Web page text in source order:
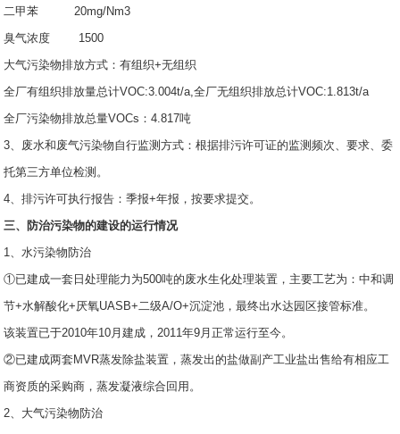
二甲苯 20mg/Nm3
臭气浓度 1500
大气污染物排放方式：有组织+无组织
全厂有组织排放量总计VOC:3.004t/a,全厂无组织排放总计VOC:1.813t/a
全厂污染物排放总量VOCs：4.817吨
3、废水和废气污染物自行监测方式：根据排污许可证的监测频次、要求、委
托第三方单位检测。
4、排污许可执行报告：季报+年报，按要求提交。
三、防治污染物的建设的运行情况
1、水污染物防治
①已建成一套日处理能力为500吨的废水生化处理装置，主要工艺为：中和调
节+水解酸化+厌氧UASB+二级A/O+沉淀池，最终出水达园区接管标准。
该装置已于2010年10月建成，2011年9月正常运行至今。
②已建成两套MVR蒸发除盐装置，蒸发出的盐做副产工业盐出售给有相应工
商资质的采购商，蒸发凝液综合回用。
2、大气污染物防治